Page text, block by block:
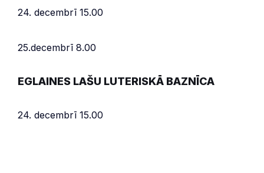
24. decembrī 15.00
25.decembrī 8.00
EGLAINES LAŠU LUTERISKĀ BAZNĪCA
24. decembrī 15.00